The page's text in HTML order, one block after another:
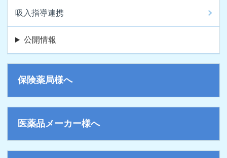
吸入指導連携
公開情報
保険薬局様へ
医薬品メーカー様へ